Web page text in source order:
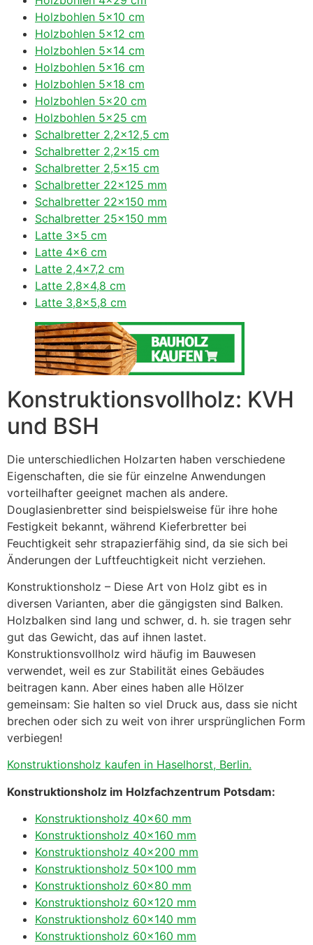
Holzbohlen 5×10 cm
Holzbohlen 5×12 cm
Holzbohlen 5×14 cm
Holzbohlen 5×16 cm
Holzbohlen 5×18 cm
Holzbohlen 5×20 cm
Holzbohlen 5×25 cm
Schalbretter 2,2×12,5 cm
Schalbretter 2,2×15 cm
Schalbretter 2,5×15 cm
Schalbretter 22×125 mm
Schalbretter 22×150 mm
Schalbretter 25×150 mm
Latte 3×5 cm
Latte 4×6 cm
Latte 2,4×7,2 cm
Latte 2,8×4,8 cm
Latte 3,8×5,8 cm
Konstruktionsvollholz: KVH
und BSH
Die unterschiedlichen Holzarten haben verschiedene
Eigenschaften, die sie für einzelne Anwendungen
vorteilhafter geeignet machen als andere.
Douglasienbretter sind beispielsweise für ihre hohe
Festigkeit bekannt, während Kieferbretter bei
Feuchtigkeit sehr strapazierfähig sind, da sie sich bei
Änderungen der Luftfeuchtigkeit nicht verziehen.
Konstruktionsholz – Diese Art von Holz gibt es in
diversen Varianten, aber die gängigsten sind Balken.
Holzbalken sind lang und schwer, d. h. sie tragen sehr
gut das Gewicht, das auf ihnen lastet.
Konstruktionsvollholz wird häufig im Bauwesen
verwendet, weil es zur Stabilität eines Gebäudes
beitragen kann. Aber eines haben alle Hölzer
gemeinsam: Sie halten so viel Druck aus, dass sie nicht
brechen oder sich zu weit von ihrer ursprünglichen Form
verbiegen!
Konstruktionsholz kaufen in Haselhorst, Berlin.
Konstruktionsholz im Holzfachzentrum Potsdam:
Konstruktionsholz 40×60 mm
Konstruktionsholz 40×160 mm
Konstruktionsholz 40×200 mm
Konstruktionsholz 50×100 mm
Konstruktionsholz 60×80 mm
Konstruktionsholz 60×120 mm
Konstruktionsholz 60×140 mm
Konstruktionsholz 60×160 mm